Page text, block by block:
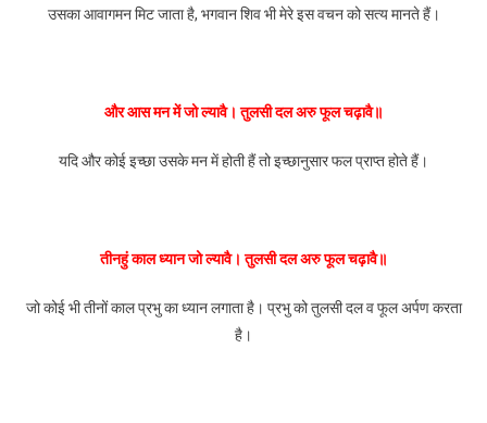
उसका आवागमन मिट जाता है, भगवान शिव भी मेरे इस वचन को सत्य मानते हैं।
और आस मन में जो ल्यावै। तुलसी दल अरु फूल चढ़ावै॥
यदि और कोई इच्छा उसके मन में होती हैं तो इच्छानुसार फल प्राप्त होते हैं।
तीनहुं काल ध्यान जो ल्यावै। तुलसी दल अरु फूल चढ़ावै॥
जो कोई भी तीनों काल प्रभु का ध्यान लगाता है। प्रभु को तुलसी दल व फूल अर्पण करता
है।